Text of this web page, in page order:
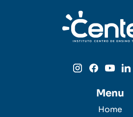
Menu
Home